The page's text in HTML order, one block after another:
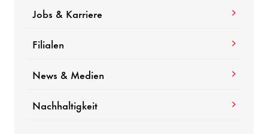
Jobs & Karriere
Filialen
News & Medien
Nachhaltigkeit